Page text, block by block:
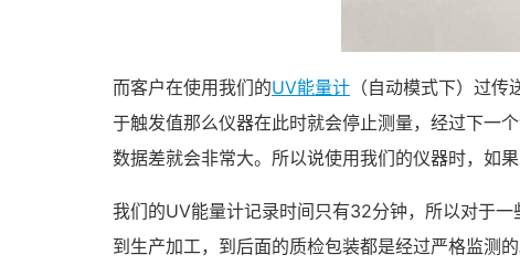
而客户在使用我们的UV能量计 （自动模式下）过
于触发值那么仪器在此时就会停止测量，经过下一
数据差就会非常大。所以说使用我们的仪器时，如
我们的UV能量计记录时间只有32分钟，所以对于
到生产加工，到后面的质检包装都是经过严格监测